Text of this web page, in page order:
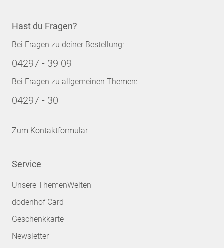
Hast du Fragen?
Bei Fragen zu deiner Bestellung:
04297 - 39 09
Bei Fragen zu allgemeinen Themen:
04297 - 30
Zum Kontaktformular
Service
Unsere ThemenWelten
dodenhof Card
Geschenkkarte
Newsletter